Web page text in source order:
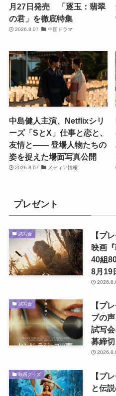
月27日発売 「逐玉：翡翠
の君」を徹底特集
2026.8.07 中国ドラマ
中島健人主演、Netflixシリ
ーズ「SとX」仕事と恋と、
友情と―― 登場人物たちの
姿を捉えた場面写真公開
2026.8.07 メディア情報
プレゼント
試写会
【プ
映画
40組
8月19
試写会
【プ
ブの
試写
募締切
映画グッズ
【プ
と伝